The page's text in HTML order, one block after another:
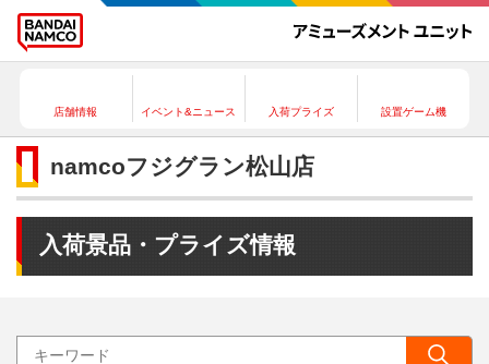
店舗情報 イベント&ニュース 入荷プライズ 設置ゲーム機
namcoフジグラン松山店
入荷景品・プライズ情報